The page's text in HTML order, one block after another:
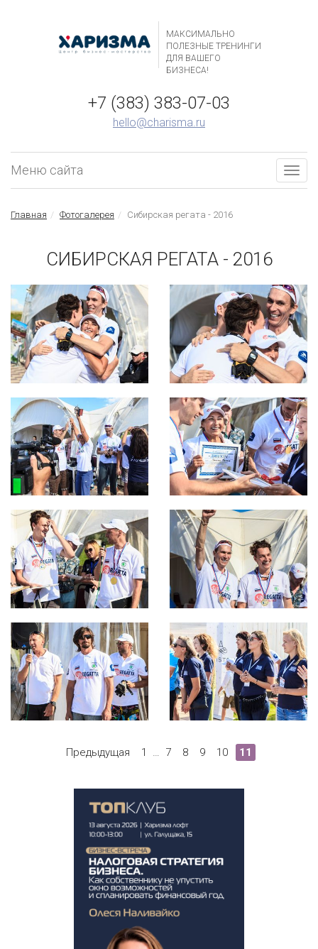
МАКСИМАЛЬНО
ПОЛЕЗНЫЕ ТРЕНИНГИ
ДЛЯ ВАШЕГО
БИЗНЕСА!
+7 (383) 383-07-03
hello@charisma.ru
Меню сайта
Главная Фотогалерея Сибирская регата - 2016
СИБИРСКАЯ РЕГАТА - 2016
Предыдущая 1 … 7 8 9 10 11